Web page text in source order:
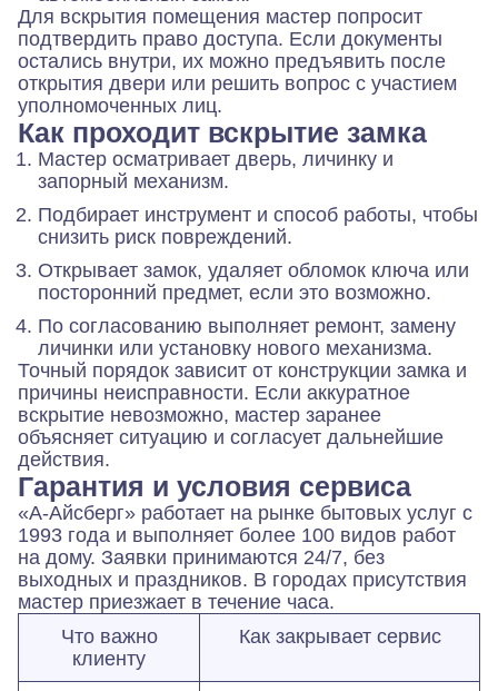
Для вскрытия помещения мастер попросит
подтвердить право доступа. Если документы
остались внутри, их можно предъявить после
открытия двери или решить вопрос с участием
уполномоченных лиц.
Как проходит вскрытие замка
Мастер осматривает дверь, личинку и
запорный механизм.
Подбирает инструмент и способ работы, чтобы
снизить риск повреждений.
Открывает замок, удаляет обломок ключа или
посторонний предмет, если это возможно.
По согласованию выполняет ремонт, замену
личинки или установку нового механизма.
Точный порядок зависит от конструкции замка и
причины неисправности. Если аккуратное
вскрытие невозможно, мастер заранее
объясняет ситуацию и согласует дальнейшие
действия.
Гарантия и условия сервиса
«А-Айсберг» работает на рынке бытовых услуг с
1993 года и выполняет более 100 видов работ
на дому. Заявки принимаются 24/7, без
выходных и праздников. В городах присутствия
мастер приезжает в течение часа.
Что важно
клиенту
Как закрывает сервис